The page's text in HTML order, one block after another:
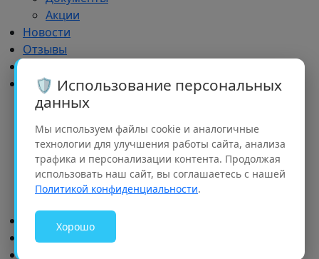
🛡️ Использование персональных
данных
Мы используем файлы cookie и аналогичные
технологии для улучшения работы сайта, анализа
трафика и персонализации контента. Продолжая
использовать наш сайт, вы соглашаетесь с нашей
Политикой конфиденциальности.
Хорошо
Акции
Новости
Отзывы
Дилерам
Назад
Обучение
Реклама
Партнерский портфель
Рализация проектов
Доставка и оплата
Контакты